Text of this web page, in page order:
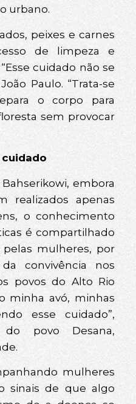
urbano.
peixes e carnes
de limpeza e
cuidado não se
Paulo. “Trata-se
o corpo para
sem provocar
embora
realizados apenas
o conhecimento
é compartilhado
mulheres, por
convivência nos
povos do Alto Rio
minha avó, minhas
esse cuidado”,
povo Desana,
mulheres
sinais de que algo